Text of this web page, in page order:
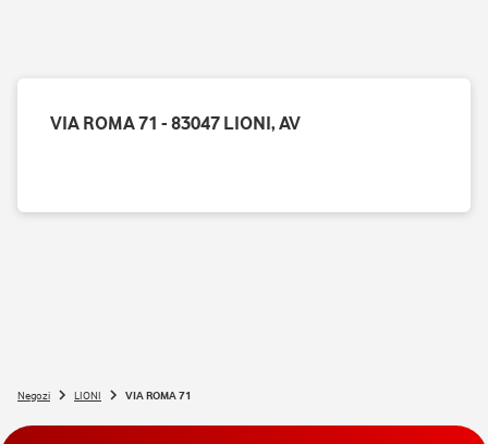
VIA ROMA 71 - 83047 LIONI, AV
Negozi LIONI VIA ROMA 71